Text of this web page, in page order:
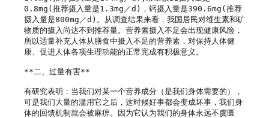
0.8mg(推荐摄入量是1.3mg／d)，钙摄入量是390.6mg(推荐
摄入量是800mg／d)。从调查结果来看，我国居民对维生素和矿
物质的摄入尚达不到推荐量。营养素摄入不足会出现健康风险，
所以适量补充人体从膳食中摄入不足的营养素，对保持人体健
康、促进人体各项生理功能的正常完成有积极意义。
**二、过量有害**
有研究表明：当我们对某一个营养成分（是我们身体需要的），
可是我们大量的滥用它之后，这时候好事都会变成坏事，我们身
体的回馈机制就会被麻痹。因为它认为我们的身体永远不虞匮